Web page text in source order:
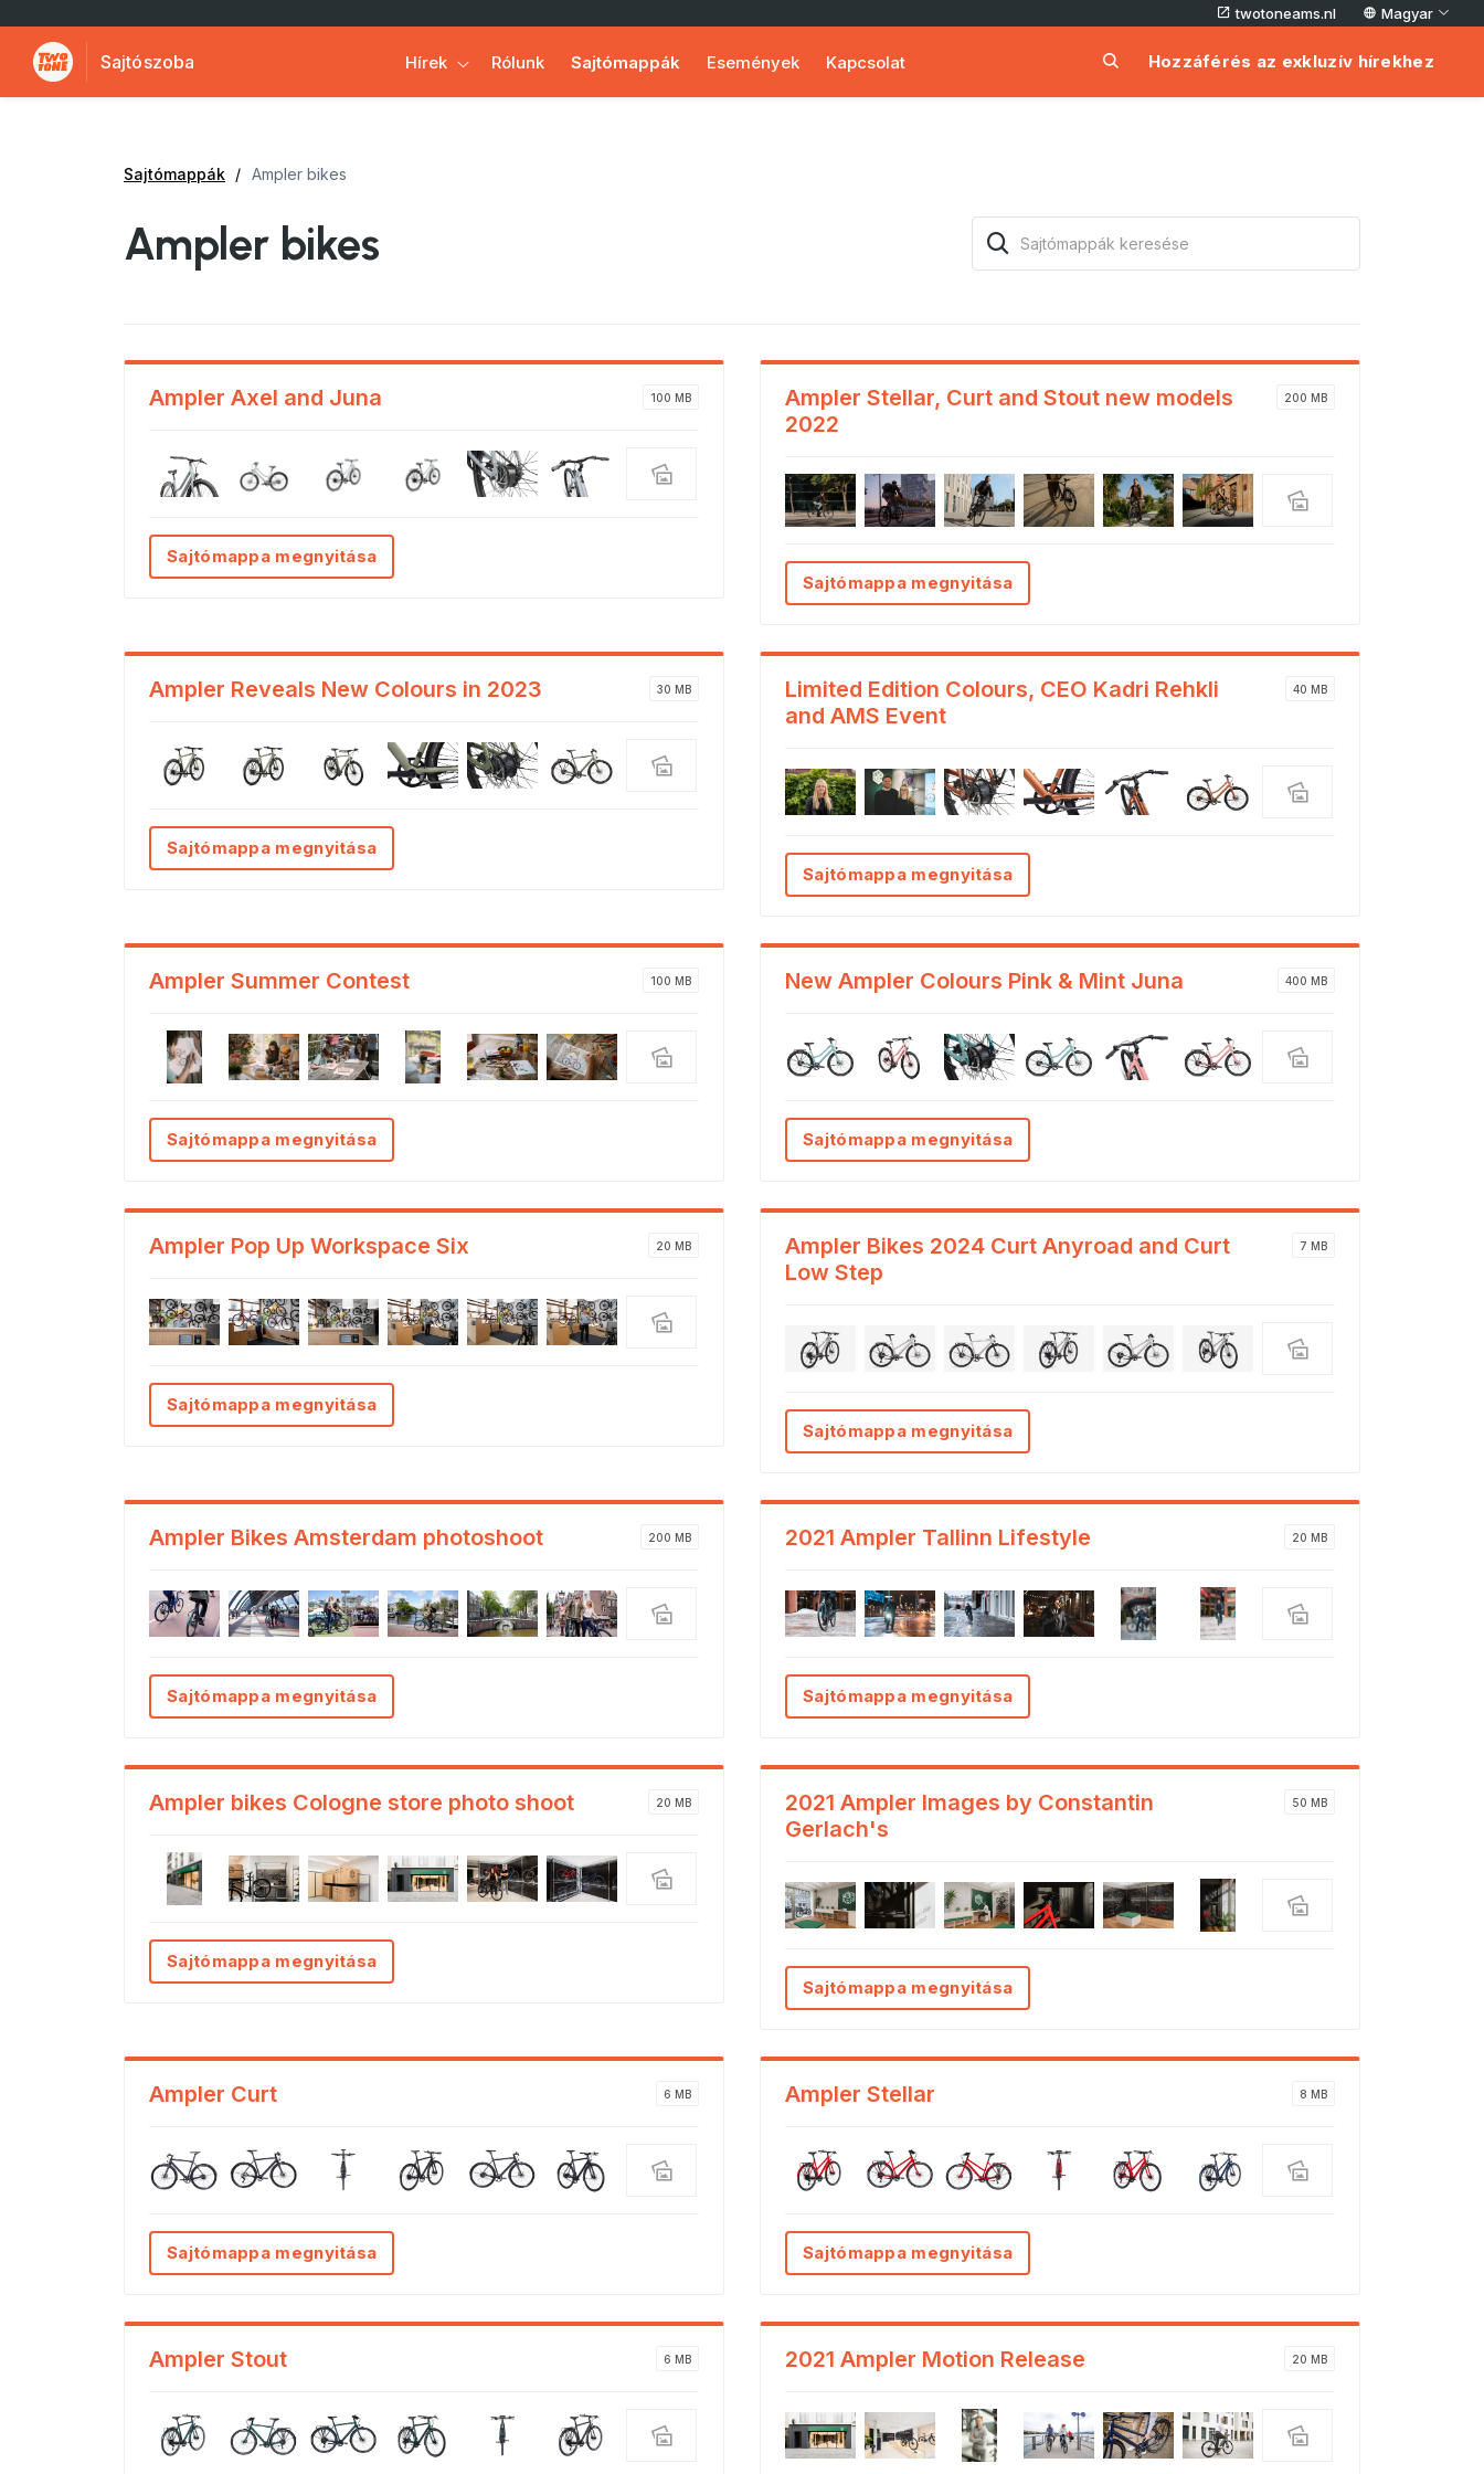
twotoneams.nl Magyar
Sajtószoba Hírek Rólunk Sajtómappák Események Kapcsolat Hozzáférés az exkluzív hírekhez
Sajtómappák Ampler bikes
Ampler bikes
Ampler Axel and Juna 100 MB
Sajtómappa megnyitása
Ampler Stellar, Curt and Stout new models
2022
200 MB
Sajtómappa megnyitása
Ampler Reveals New Colours in 2023 30 MB
Sajtómappa megnyitása
Limited Edition Colours, CEO Kadri Rehkli
and AMS Event
40 MB
Sajtómappa megnyitása
Ampler Summer Contest 100 MB
Sajtómappa megnyitása
New Ampler Colours Pink & Mint Juna 400 MB
Sajtómappa megnyitása
Ampler Pop Up Workspace Six 20 MB
Sajtómappa megnyitása
Ampler Bikes 2024 Curt Anyroad and Curt
Low Step
7 MB
Sajtómappa megnyitása
Ampler Bikes Amsterdam photoshoot 200 MB
Sajtómappa megnyitása
2021 Ampler Tallinn Lifestyle 20 MB
Sajtómappa megnyitása
Ampler bikes Cologne store photo shoot 20 MB
Sajtómappa megnyitása
2021 Ampler Images by Constantin
Gerlach's
50 MB
Sajtómappa megnyitása
Ampler Curt 6 MB
Sajtómappa megnyitása
Ampler Stellar 8 MB
Sajtómappa megnyitása
Ampler Stout 6 MB 2021 Ampler Motion Release 20 MB